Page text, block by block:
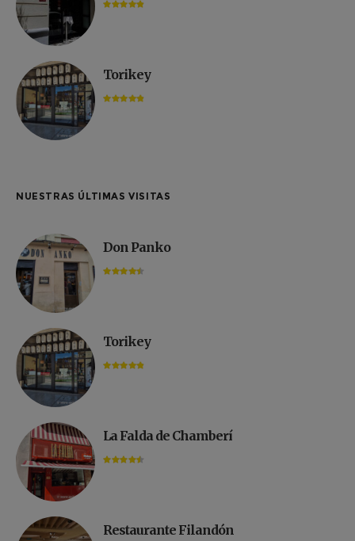
Torikey
NUESTRAS ÚLTIMAS VISITAS
Don Panko
Torikey
La Falda de Chamberí
Restaurante Filandón